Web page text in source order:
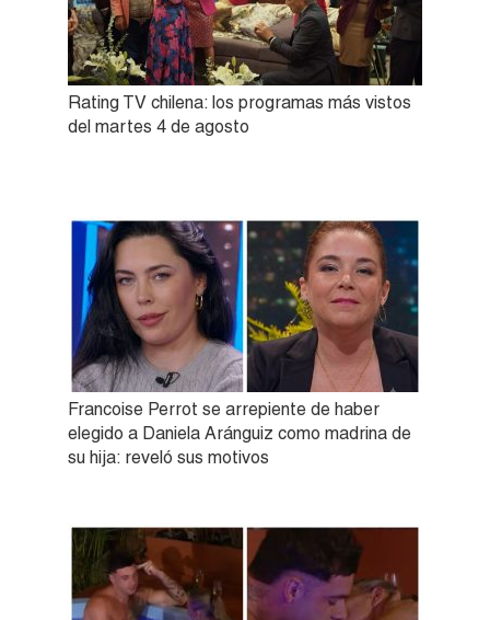
Rating TV chilena: los programas más vistos
del martes 4 de agosto
Francoise Perrot se arrepiente de haber
elegido a Daniela Aránguiz como madrina de
su hija: reveló sus motivos